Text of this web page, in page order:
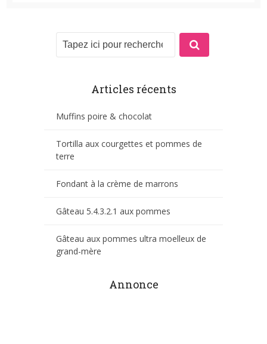
Articles récents
Muffins poire & chocolat
Tortilla aux courgettes et pommes de
terre
Fondant à la crème de marrons
Gâteau 5.4.3.2.1 aux pommes
Gâteau aux pommes ultra moelleux de
grand-mère
Annonce